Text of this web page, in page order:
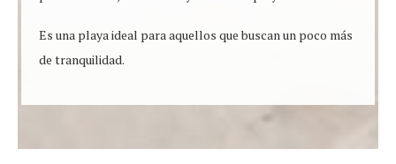
Es una playa ideal para aquellos que buscan un poco más
de tranquilidad.